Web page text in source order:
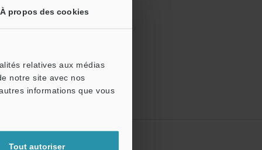
À propos des cookies
relatives aux médias
notre site avec nos
informations que vous
Tout autoriser